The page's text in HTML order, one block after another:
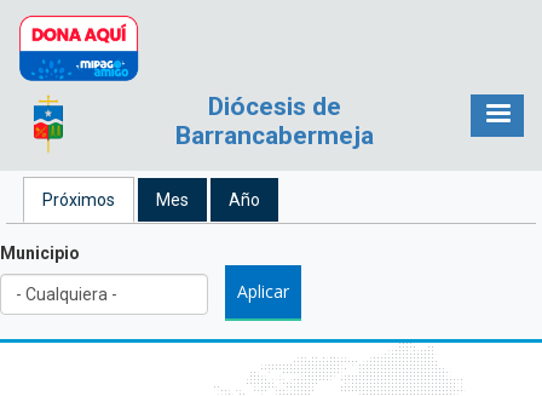
Pasar al contenido principal
Diócesis de
Barrancabermeja
Solapas principales
Próximos (solapa activa)
Mes Año
Municipio